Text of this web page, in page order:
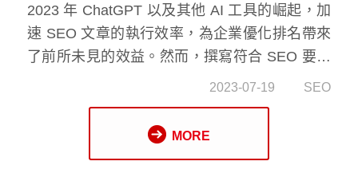
2023 年 ChatGPT 以及其他 AI 工具的崛起，加
速 SEO 文章的執行效率，為企業優化排名帶來
了前所未見的效益。然而，撰寫符合 SEO 要求
的文章絕非容易事，許多技巧適用於 B2C 行
業，但對於 B2B 行業卻不盡相同。SEO 是一門
專業領域，若你的企業沒有專屬的 SEO 團隊，
2023-07-19 SEO
MORE